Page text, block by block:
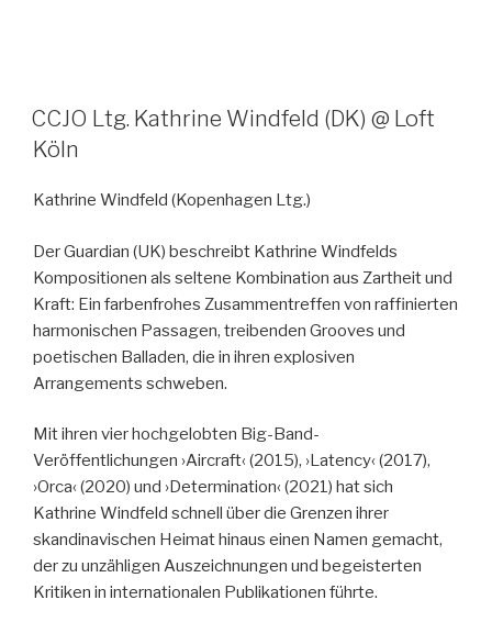
CCJO Ltg. Kathrine Windfeld (DK) @ Loft
Köln
Kathrine Windfeld (Kopenhagen Ltg.)
Der Guardian (UK) beschreibt Kathrine Windfelds
Kompositionen als seltene Kombination aus Zartheit und
Kraft: Ein farbenfrohes Zusammentreffen von raffinierten
harmonischen Passagen, treibenden Grooves und
poetischen Balladen, die in ihren explosiven
Arrangements schweben.
Mit ihren vier hochgelobten Big-Band-
Veröffentlichungen ›Aircraft‹ (2015), ›Latency‹ (2017),
›Orca‹ (2020) und ›Determination‹ (2021) hat sich
Kathrine Windfeld schnell über die Grenzen ihrer
skandinavischen Heimat hinaus einen Namen gemacht,
der zu unzähligen Auszeichnungen und begeisterten
Kritiken in internationalen Publikationen führte.